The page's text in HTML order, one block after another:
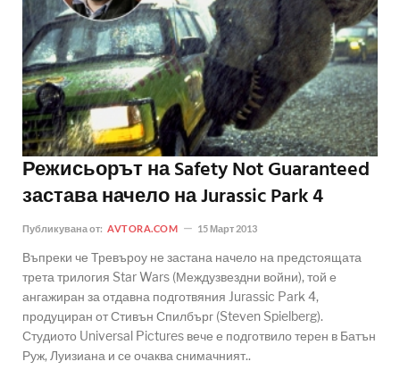
Режисьорът на Safety Not Guaranteed
застава начело на Jurassic Park 4
Публикувана от: AVTORA.COM 15 Март 2013
Въпреки че Тревъроу не застана начело на предстоящата
трета трилогия Star Wars (Междузвездни войни), той е
ангажиран за отдавна подготвяния Jurassic Park 4,
продуциран от Стивън Спилбърг (Steven Spielberg).
Студиото Universal Pictures вече е подготвило терен в Батън
Руж, Луизиана и се очаква снимачният..